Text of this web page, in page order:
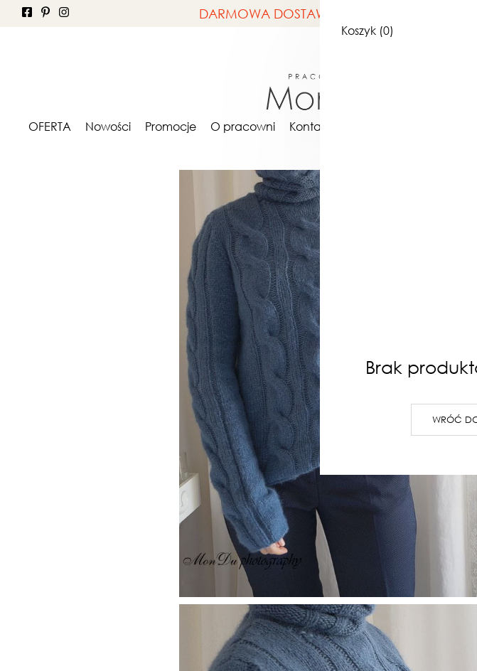
DARMOWA DOSTAWA na terenie Polski
OFERTA Nowości Promocje O pracowni Kontakt
Koszyk (0)
Brak
WRÓĆ
NA ZAMÓWIENIE